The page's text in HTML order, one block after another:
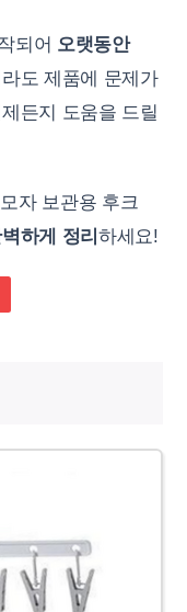
되어 오랫동안
도 제품에 문제가
든지 도움을 드릴
자 보관용 후크
하게 정리 하세요!